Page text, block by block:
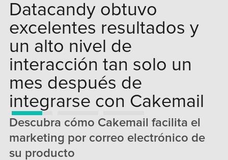
Datacandy obtuvo
excelentes resultados y
un alto nivel de
interacción tan solo un
mes después de
integrarse con Cakemail
Descubra cómo Cakemail facilita el
marketing por correo electrónico de
su producto